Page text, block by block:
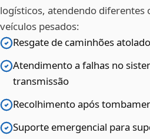
logísticos, atendendo diferentes
veículos pesados:
Resgate de caminhões
Atendimento a falhas no
transmissão
Recolhimento após
Suporte emergencial para